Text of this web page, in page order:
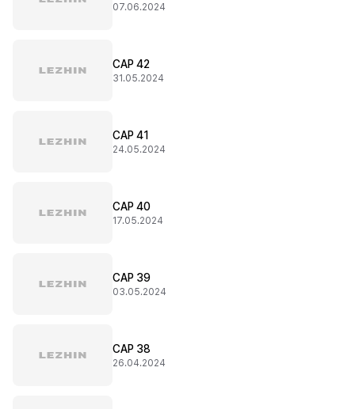
07.06.2024
CAP 42
31.05.2024
CAP 41
24.05.2024
CAP 40
17.05.2024
CAP 39
03.05.2024
CAP 38
26.04.2024